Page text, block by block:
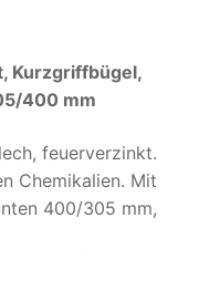
Kurzgriffbügel,
400 mm
feuerverzinkt.
Chemikalien. Mit
400/305 mm,